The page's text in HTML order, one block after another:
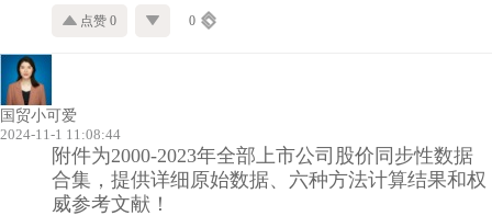
点赞 0 0
国贸小可爱
2024-11-1 11:08:44
附件为2000-2023年全部上市公司股价同步性数据
合集，提供详细原始数据、六种方法计算结果和权
威参考文献！